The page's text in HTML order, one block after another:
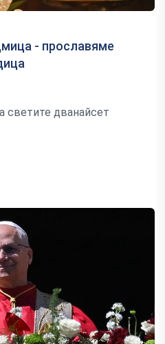
- прославяме
светите дванайсет